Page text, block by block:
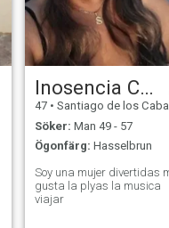
Inosencia Cruz Matías
47 • Santiago de los Caballeros, Santiago, Dominikanska Rep.
Söker: Man 49 - 57
Ögonfärg: Hasselbrun
Soy una mujer divertidas me
gusta la plyas la musica
viajar